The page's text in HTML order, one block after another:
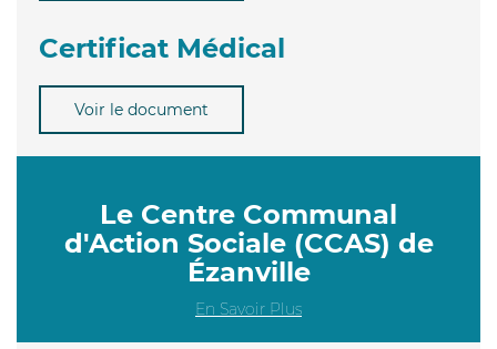
Certificat Médical
Voir le document
Le Centre Communal
d'Action Sociale (CCAS) de
Ézanville
En Savoir Plus